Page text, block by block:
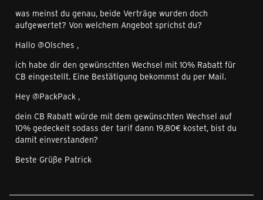
was meinst du genau, beide Verträge wurden doch
aufgewertet? Von welchem Angebot sprichst du?
Hallo @Olsches ,
ich habe dir den gewünschten Wechsel mit 10% Rabatt für
CB eingestellt. Eine Bestätigung bekommst du per Mail.
Hey @PackPack ,
dein CB Rabatt würde mit dem gewünschten Wechsel auf
10% gedeckelt sodass der tarif dann 19,80€ kostet, bist du
damit einverstanden?
Beste Grüße Patrick